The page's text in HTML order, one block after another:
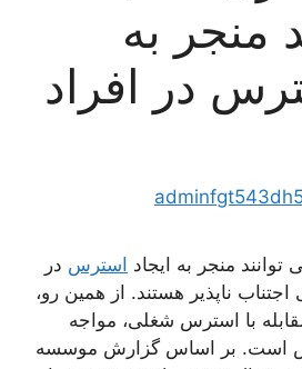
منجر به
در افراد
منجر به ایجاد استرس در
ناپذیر هستند. از همین رو،
با استرس شغلی، مواجه
است. بر اساس گزارش موسسه